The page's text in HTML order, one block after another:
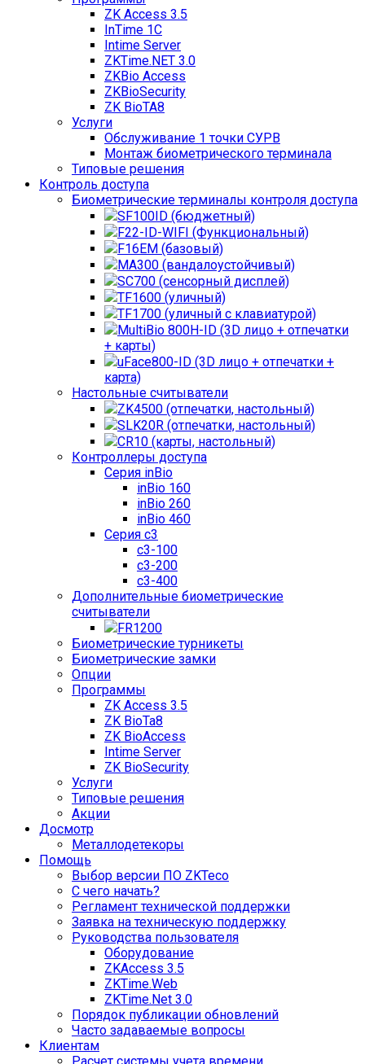
ZK Access 3.5
InTime 1С
Intime Server
ZKTime.NET 3.0
ZKBio Access
ZKBioSecurity
ZK BioTA8
Услуги
Обслуживание 1 точки СУРВ
Монтаж биометрического терминала
Типовые решения
Контроль доступа
Биометрические терминалы контроля доступа
SF100ID (бюджетный)
F22-ID-WIFI (Функциональный)
F16EM (базовый)
MA300 (вандалоустойчивый)
SC700 (сенсорный дисплей)
TF1600 (уличный)
TF1700 (уличный с клавиатурой)
MultiBio 800H-ID (3D лицо + отпечатки
+ карты)
uFace800-ID (3D лицо + отпечатки +
карта)
Настольные считыватели
ZK4500 (отпечатки, настольный)
SLK20R (отпечатки, настольный)
CR10 (карты, настольный)
Контроллеры доступа
Серия inBio
inBio 160
inBio 260
inBio 460
Серия c3
c3-100
c3-200
c3-400
Дополнительные биометрические
считыватели
FR1200
Биометрические турникеты
Биометрические замки
Опции
Программы
ZK Access 3.5
ZK BioTa8
ZK BioAccess
Intime Server
ZK BioSecurity
Услуги
Типовые решения
Акции
Досмотр
Металлодетекоры
Помощь
Выбор версии ПО ZKTeco
С чего начать?
Регламент технической поддержки
Заявка на техническую поддержку
Руководства пользователя
Оборудование
ZKAccess 3.5
ZKTime.Web
ZKTime.Net 3.0
Порядок публикации обновлений
Часто задаваемые вопросы
Клиентам